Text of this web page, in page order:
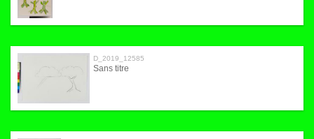
D_2019_12585
Sans titre